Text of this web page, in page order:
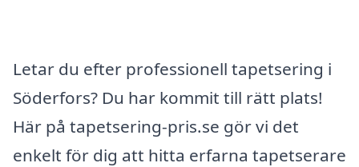
Letar du efter professionell tapetsering i
Söderfors? Du har kommit till rätt plats!
Här på tapetsering-pris.se gör vi det
enkelt för dig att hitta erfarna tapetserare